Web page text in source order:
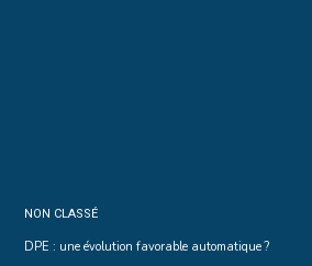
NON CLASSÉ
DPE : une évolution favorable automatique ?